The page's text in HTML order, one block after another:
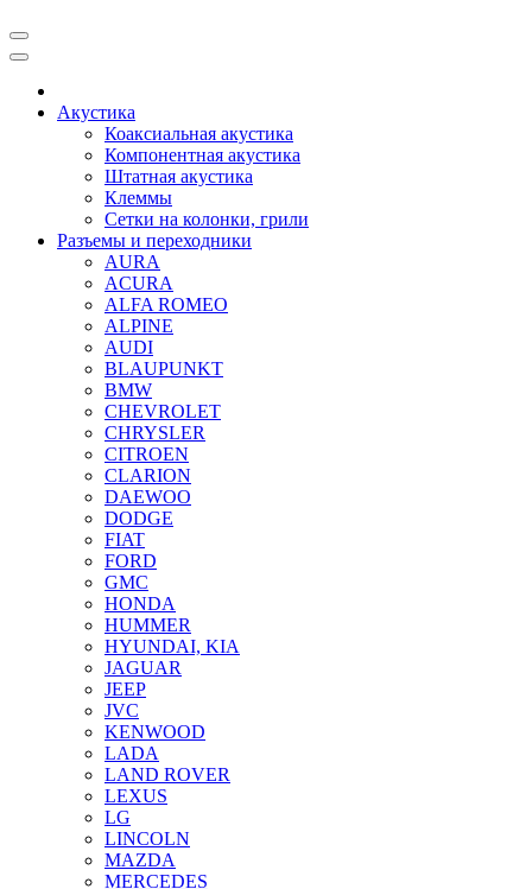
Акустика
Коаксиальная акустика
Компонентная акустика
Штатная акустика
Клеммы
Сетки на колонки, грили
Разъемы и переходники
AURA
ACURA
ALFA ROMEO
ALPINE
AUDI
BLAUPUNKT
BMW
CHEVROLET
CHRYSLER
CITROEN
CLARION
DAEWOO
DODGE
FIAT
FORD
GMC
HONDA
HUMMER
HYUNDAI, KIA
JAGUAR
JEEP
JVC
KENWOOD
LADA
LAND ROVER
LEXUS
LG
LINCOLN
MAZDA
MERCEDES